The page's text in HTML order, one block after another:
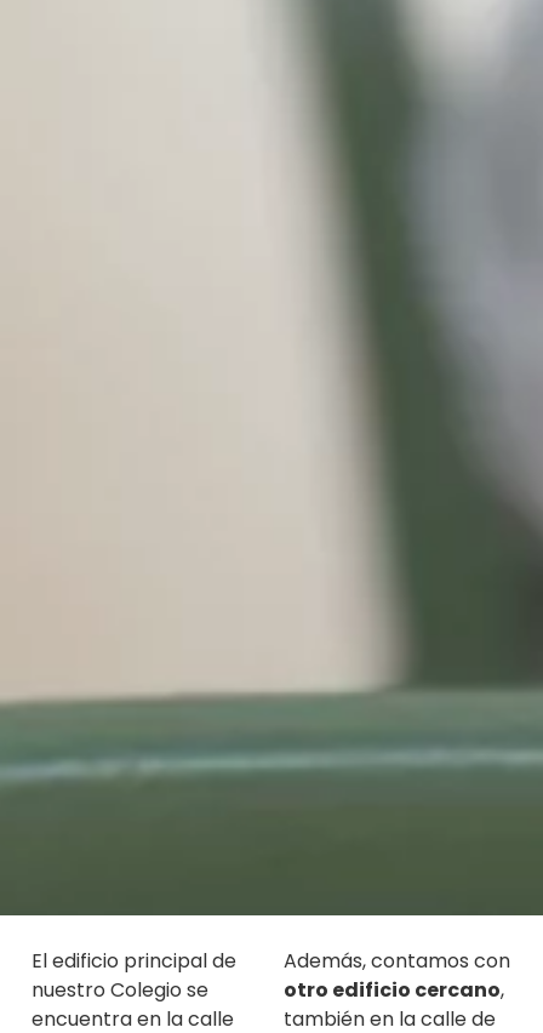
El edificio principal de
nuestro Colegio se
encuentra en la calle
Además, contamos con
otro edificio cercano,
también en la calle de